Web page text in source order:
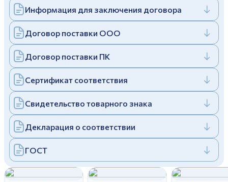
Отправить
Заполняя и отправляя форму, вы соглашаетесь
cполитикой конфиденциальности
Заполняя и отправляя форму, вы соглашаетесь
cполитикой конфиденциальности
Дулевский фарфоровый завод ©
Политика конфиденциальности
Информация для заключения договора
Договор поставки ООО
Договор поставки ПК
Сертификат соответствия
Свидетельство товарного знака
Декларация о соответствии
ГОСТ